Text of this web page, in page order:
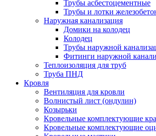
Трубы асбестоцементные
Трубы и лотки
Наружная канализация
Домики на колодец
Колодец
Трубы наружной
Фитинги наружной
Теплоизоляция для труб
Труба ПНД
Кровля
Вентиляция для кровли
Волнистый лист (ондулин)
Козырьки
Кровельные комплектующие
Кровельные комплектующие